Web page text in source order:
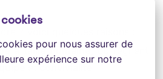
pour nous assurer de
expérience sur notre
à taille humaine, où règnent
convivialité